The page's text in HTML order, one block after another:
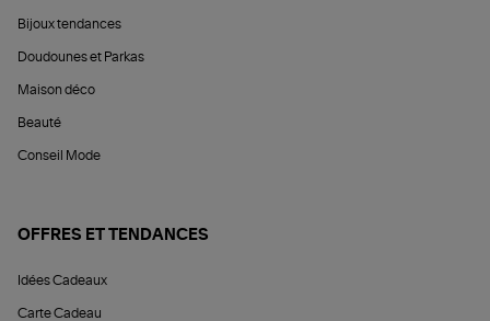
Bijoux tendances
Doudounes et Parkas
Maison déco
Beauté
Conseil Mode
OFFRES ET TENDANCES
Idées Cadeaux
Carte Cadeau